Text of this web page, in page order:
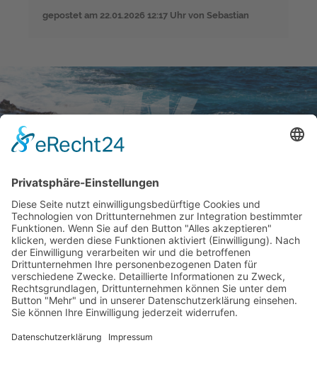
gepostet am 22.01.2026 12:17 Uhr von Sebastian
Brauchst Du Hilfe?
Unser Team ist in der Zeit von 9- 20 Uhr (Mo - So) für Dich
zu sprechen und ausserhalb der Zeiten per Mail erreichbar